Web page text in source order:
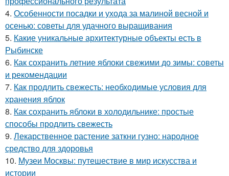
4. Особенности посадки и ухода за малиной весной и
осенью: советы для удачного выращивания
5. Какие уникальные архитектурные объекты есть в
Рыбинске
6. Как сохранить летние яблоки свежими до зимы: советы
и рекомендации
7. Как продлить свежесть: необходимые условия для
хранения яблок
8. Как сохранить яблоки в холодильнике: простые
способы продлить свежесть
9. Лекарственное растение заткни гузно: народное
средство для здоровья
10. Музеи Москвы: путешествие в мир искусства и
истории